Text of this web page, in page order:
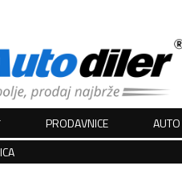
PRODAVNICE AUTO